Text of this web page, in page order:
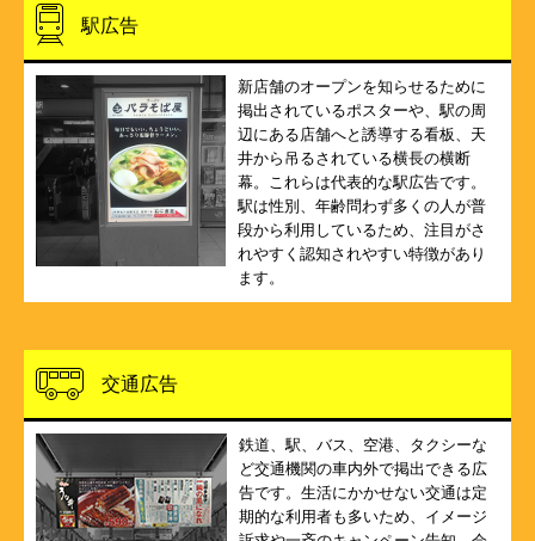
駅広告
新店舗のオープンを知らせるために
掲出されているポスターや、駅の周
辺にある店舗へと誘導する看板、天
井から吊るされている横長の横断
幕。これらは代表的な駅広告です。
駅は性別、年齢問わず多くの人が普
段から利用しているため、注目がさ
れやすく認知されやすい特徴があり
ます。
交通広告
鉄道、駅、バス、空港、タクシーな
ど交通機関の車内外で掲出できる広
告です。生活にかかせない交通は定
期的な利用者も多いため、イメージ